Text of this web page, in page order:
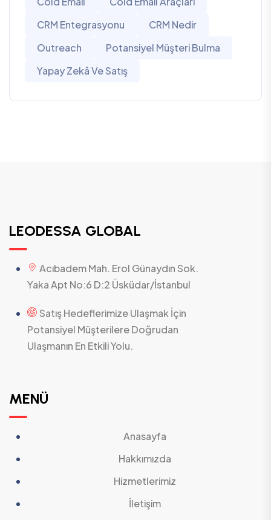
CRM Entegrasyonu
CRM Nedir
Outreach
Potansiyel Müşteri Bulma
Yapay Zekâ Ve Satış
LEODESSA GLOBAL
Acıbadem Mah. Erol Günaydın Sok.
Yaka Apt No:6 D:2 Üsküdar/İstanbul
Satış Hedeflerimize Ulaşmak İçin
Potansiyel Müşterilere Doğrudan
Ulaşmanın En Etkili Yolu.
MENÜ
Anasayfa
Hakkımızda
Hizmetlerimiz
İletişim